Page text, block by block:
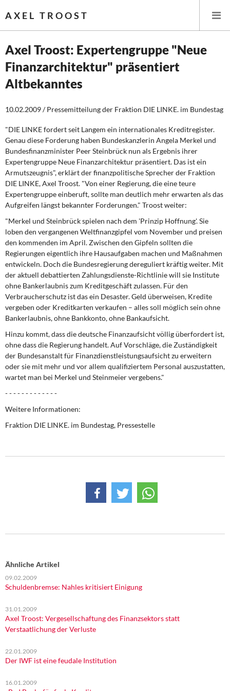
AXEL TROOST
Startseite
Wirtschaftspolitik
Steuer- und Finanzpolitik
Öffentliche Infrastruktur und Daseinsvorsorge
DIE LINKE
Weitere Themen
Memo-Gruppe
Institut Solidarische Moderne
Rosa-Luxemburg-Stiftung
Über mich
Axel Troost: Expertengruppe "Neue
Finanzarchitektur" präsentiert
Altbekanntes
10.02.2009 / Pressemitteilung der Fraktion DIE LINKE. im Bundestag
"DIE LINKE fordert seit Langem ein internationales Kreditregister.
Genau diese Forderung haben Bundeskanzlerin Angela Merkel und
Bundesfinanzminister Peer Steinbrück nun als Ergebnis ihrer
Expertengruppe Neue Finanzarchitektur präsentiert. Das ist ein
Armutszeugnis", erklärt der finanzpolitische Sprecher der Fraktion
DIE LINKE, Axel Troost. "Von einer Regierung, die eine teure
Expertengruppe einberuft, sollte man deutlich mehr erwarten als das
Aufgreifen längst bekannter Forderungen." Troost weiter:
"Merkel und Steinbrück spielen nach dem 'Prinzip Hoffnung'. Sie
loben den vergangenen Weltfinanzgipfel vom November und preisen
den kommenden im April. Zwischen den Gipfeln sollten die
Regierungen eigentlich ihre Hausaufgaben machen und Maßnahmen
entwickeln. Doch die Bundesregierung dereguliert kräftig weiter. Mit
der aktuell debattierten Zahlungsdienste-Richtlinie will sie Institute
ohne Bankerlaubnis zum Kreditgeschäft zulassen. Für den
Verbraucherschutz ist das ein Desaster. Geld überweisen, Kredite
vergeben oder Kreditkarten verkaufen – alles soll möglich sein ohne
Bankerlaubnis, ohne Bankkonto, ohne Bankaufsicht.
Hinzu kommt, dass die deutsche Finanzaufsicht völlig überfordert ist,
ohne dass die Regierung handelt. Auf Vorschläge, die Zuständigkeit
der Bundesanstalt für Finanzdienstleistungsaufsicht zu erweitern
oder sie mit mehr und vor allem qualifiziertem Personal auszustatten,
wartet man bei Merkel und Steinmeier vergebens."
- - - - - - - - - - - - -
Weitere Informationen:
Fraktion DIE LINKE. im Bundestag, Pressestelle
Ähnliche Artikel
09.02.2009
Schuldenbremse: Nahles kritisiert Einigung
31.01.2009
Axel Troost: Vergesellschaftung des Finanzsektors statt
Verstaatlichung der Verluste
22.01.2009
Der IWF ist eine feudale Institution
16.01.2009